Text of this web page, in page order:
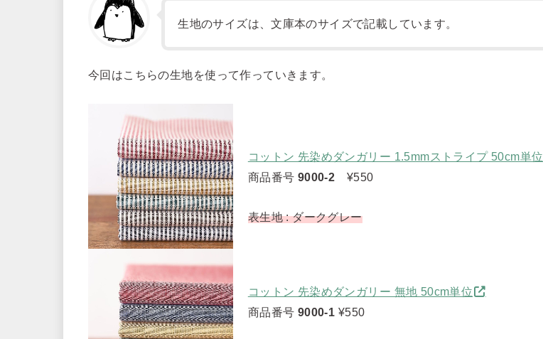
生地のサイズは、文庫本のサイズで記載しています。
今回はこちらの生地を使って作っていきます。
コットン 先染めダンガリー 1.5mmストライプ 50cm単位
商品番号 9000-2 ¥550
表生地 : ダークグレー
コットン 先染めダンガリー 無地 50cm単位
商品番号 9000-1 ¥550